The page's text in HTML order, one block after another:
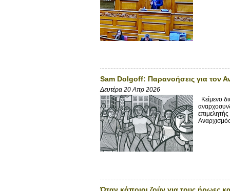
Sam Dolgoff: Παρανοήσεις για τον
Δευτέρα 20 Απρ 2026
Κείμενο
Όταν κάποιοι ζούν για τους ήρωες